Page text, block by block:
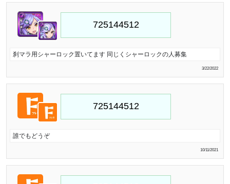
刹マラ用シャーロック置いてます 同じくシャーロックの人募集
3/22/2022
誰でもどうぞ
10/11/2021